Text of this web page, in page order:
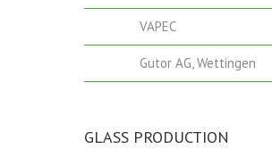
VAPEC
Gutor AG, Wettingen
GLASS PRODUCTION